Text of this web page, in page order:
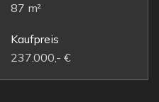
87 m²
Kaufpreis
237.000,- €